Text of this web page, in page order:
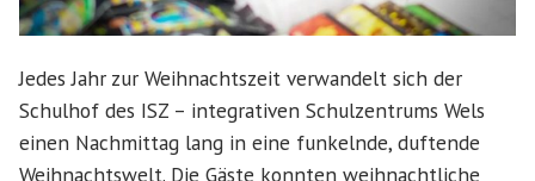
Jedes Jahr zur Weihnachtszeit verwandelt sich der
Schulhof des ISZ – integrativen Schulzentrums Wels
einen Nachmittag lang in eine funkelnde, duftende
Weihnachtswelt. Die Gäste konnten weihnachtliche